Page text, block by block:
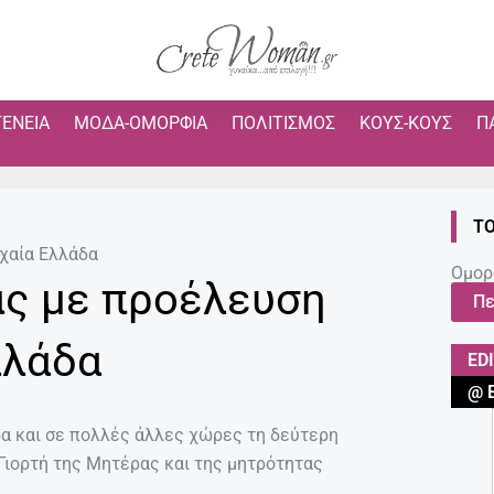
ΜΌΔΑ-ΟΜΟΡΦΙΆ ΠΟΛΙΤΙΣΜΌΣ ΚΟΥΣ-ΚΟΥΣ
Ελλάδα
με προέλευση
και σε πολλές άλλες χώρες τη δεύτερη
της Μητέρας και της μητρότητας
@